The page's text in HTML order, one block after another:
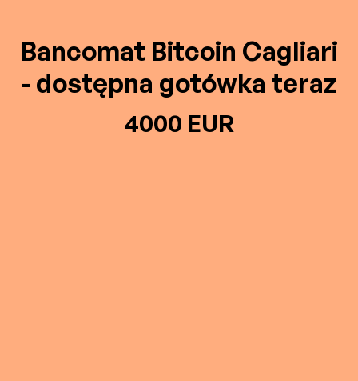
Bancomat Bitcoin Cagliari
- dostępna gotówka teraz
4000 EUR